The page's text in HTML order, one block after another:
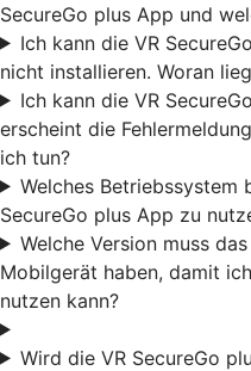
SecureGo plus App und
Ich kann die VR
nicht installieren. Woran
Ich kann die VR
erscheint die
ich tun?
Welches Betriebssystem
SecureGo plus App zu
Welche Version muss
Mobilgerät haben, damit
nutzen kann?
Wird die VR SecureGo